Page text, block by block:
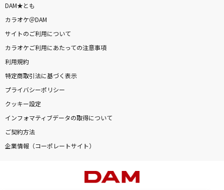
DAM★とも
カラオケ＠DAM
サイトのご利用について
カラオケご利用にあたっての注意事項
利用規約
特定商取引法に基づく表示
プライバシーポリシー
クッキー設定
インフォマティブデータの取得について
ご契約方法
企業情報（コーポレートサイト）